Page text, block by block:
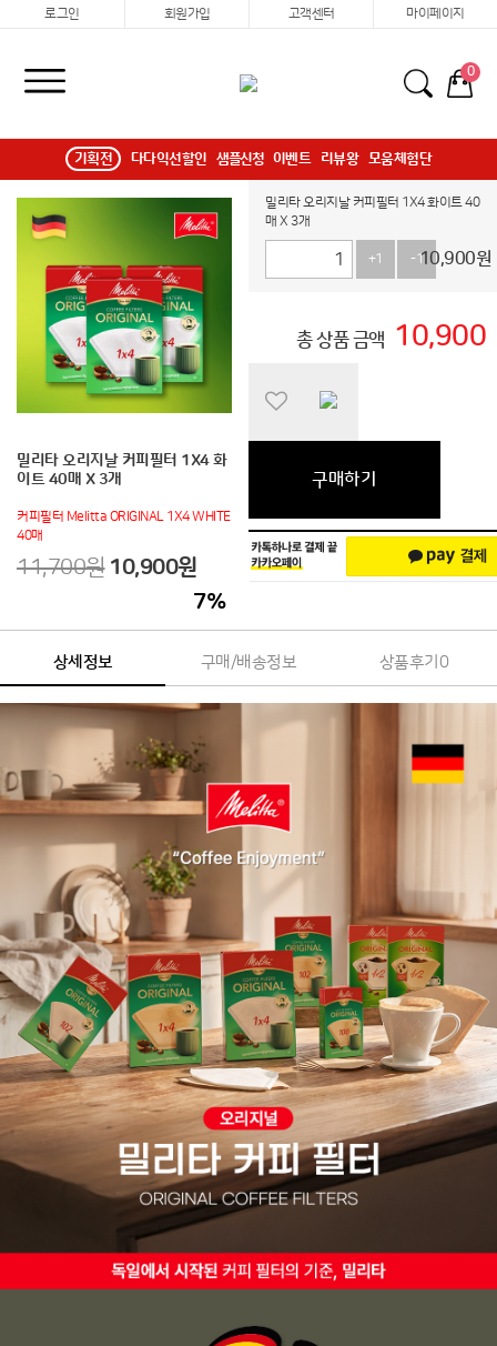
로그인 회원가입 고객센터 마이페이지
0
기획전 다다익선할인 샘플신청 이벤트 리뷰왕 모움체험단
밀리타 오리지날 커피필터 1X4 화
이트 40매 X 3개
커피필터 Melitta ORIGINAL 1X4 WHITE
40매
11,700원 10,900원
7%
밀리타 오리지날 커피필터 1X4 화이트 40
매 X 3개
+1 -110,900원
총 상품 금액 10,900
구매하기
상세정보 구매/배송정보 상품후기 0